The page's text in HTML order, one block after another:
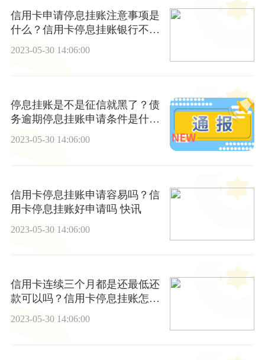
信用卡申请停息挂账注意事项是
什么？信用卡停息挂账银行不同
意怎么办
2023-05-30 14:06:00
停息挂账是不是征信就黑了？债
务逾期停息挂账申请条件是什
么？
2023-05-30 14:06:00
信用卡停息挂账申请容易吗？信
用卡停息挂账好申请吗 快讯
2023-05-30 14:06:00
信用卡连续三个月都是还最低还
款可以吗？信用卡停息挂账怎么
找人办理？ 天天微头条
2023-05-30 14:06:00